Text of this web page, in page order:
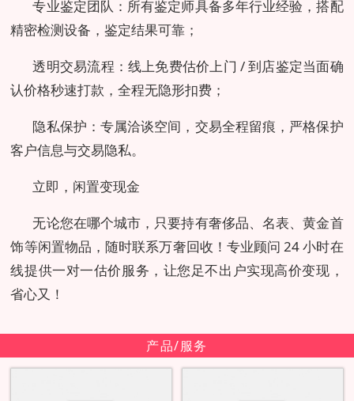
专业鉴定团队：所有鉴定师具备多年行业经验，搭配
精密检测设备，鉴定结果可靠；
透明交易流程：线上免费估价上门 / 到店鉴定当面确
认价格秒速打款，全程无隐形扣费；
隐私保护：专属洽谈空间，交易全程留痕，严格保护
客户信息与交易隐私。
立即，闲置变现金
无论您在哪个城市，只要持有奢侈品、名表、黄金首
饰等闲置物品，随时联系万奢回收！专业顾问 24 小时在
线提供一对一估价服务，让您足不出户实现高价变现，
省心又！
产品/服务